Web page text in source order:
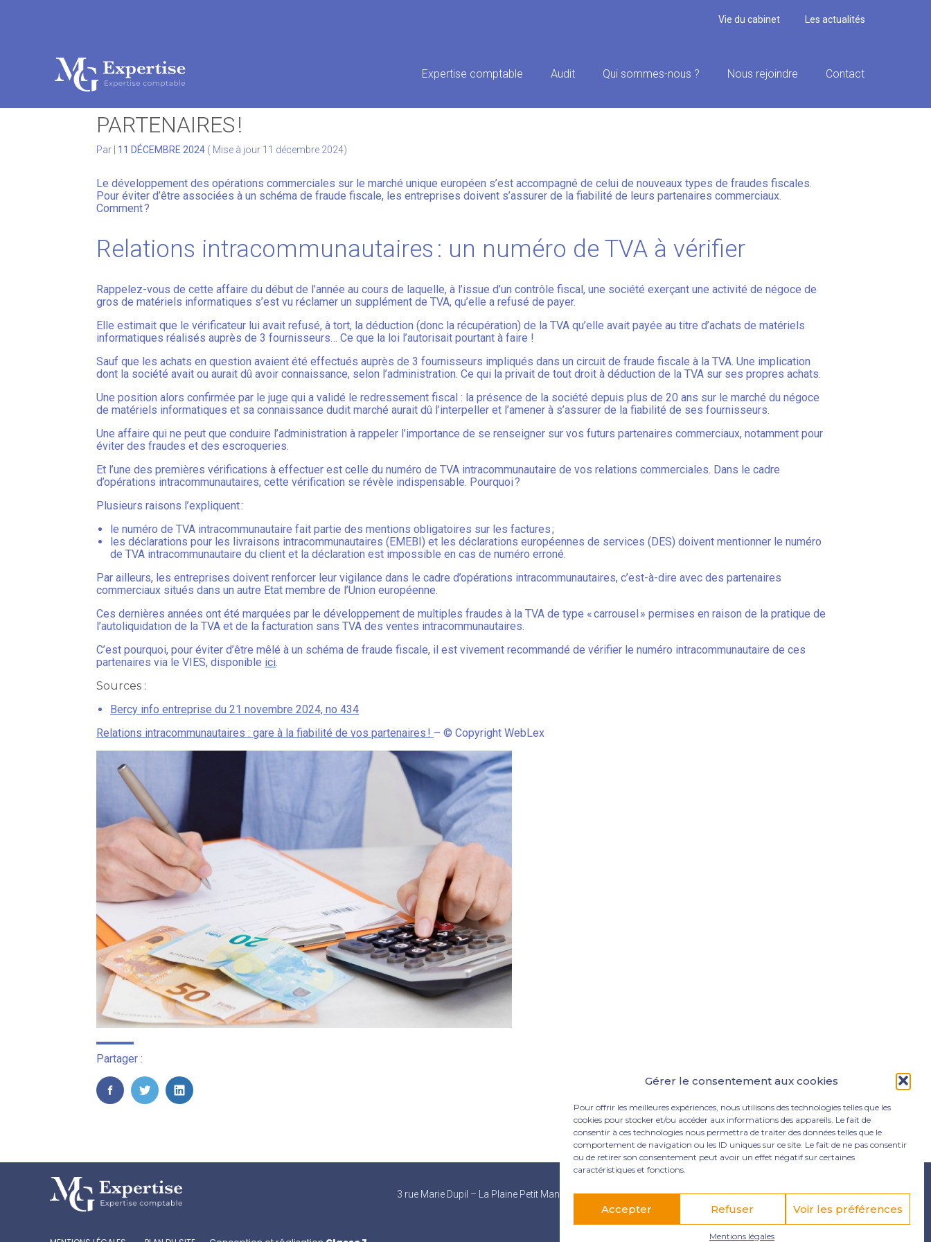
Gérer le consentement aux cookies
Pour offrir les meilleures expériences, nous utilisons des technologies telles que les
cookies pour stocker et/ou accéder aux informations des appareils. Le fait de
consentir à ces technologies nous permettra de traiter des données telles que le
comportement de navigation ou les ID uniques sur ce site. Le fait de ne pas consentir
ou de retirer son consentement peut avoir un effet négatif sur certaines
caractéristiques et fonctions.
Accepter Refuser Voir les préférences
Mentions légales
Vie du cabinet Les actualités
Aller
Expertise comptable Audit Qui sommes-nous ? Nous rejoindre Contact
PARTENAIRES !
Par 11 DÉCEMBRE 2024 ( Mise à jour 11 décembre 2024)
Le développement des opérations commerciales sur le marché unique européen s’est accompagné de celui de nouveaux types de fraudes fiscales.
Pour éviter d’être associées à un schéma de fraude fiscale, les entreprises doivent s’assurer de la fiabilité de leurs partenaires commerciaux.
Comment ?
Relations intracommunautaires : un numéro de TVA à vérifier
Rappelez-vous de cette affaire du début de l’année au cours de laquelle, à l’issue d’un contrôle fiscal, une société exerçant une activité de négoce de
gros de matériels informatiques s’est vu réclamer un supplément de TVA, qu’elle a refusé de payer.
Elle estimait que le vérificateur lui avait refusé, à tort, la déduction (donc la récupération) de la TVA qu’elle avait payée au titre d’achats de matériels
informatiques réalisés auprès de 3 fournisseurs… Ce que la loi l’autorisait pourtant à faire !
Sauf que les achats en question avaient été effectués auprès de 3 fournisseurs impliqués dans un circuit de fraude fiscale à la TVA. Une implication
dont la société avait ou aurait dû avoir connaissance, selon l’administration. Ce qui la privait de tout droit à déduction de la TVA sur ses propres achats.
Une position alors confirmée par le juge qui a validé le redressement fiscal : la présence de la société depuis plus de 20 ans sur le marché du négoce
de matériels informatiques et sa connaissance dudit marché aurait dû l’interpeller et l’amener à s’assurer de la fiabilité de ses fournisseurs.
Une affaire qui ne peut que conduire l’administration à rappeler l’importance de se renseigner sur vos futurs partenaires commerciaux, notamment pour
éviter des fraudes et des escroqueries.
Et l’une des premières vérifications à effectuer est celle du numéro de TVA intracommunautaire de vos relations commerciales. Dans le cadre
d’opérations intracommunautaires, cette vérification se révèle indispensable. Pourquoi ?
Plusieurs raisons l’expliquent :
le numéro de TVA intracommunautaire fait partie des mentions obligatoires sur les factures ;
les déclarations pour les livraisons intracommunautaires (EMEBI) et les déclarations européennes de services (DES) doivent mentionner le numéro
de TVA intracommunautaire du client et la déclaration est impossible en cas de numéro erroné.
Par ailleurs, les entreprises doivent renforcer leur vigilance dans le cadre d’opérations intracommunautaires, c’est-à-dire avec des partenaires
commerciaux situés dans un autre Etat membre de l’Union européenne.
Ces dernières années ont été marquées par le développement de multiples fraudes à la TVA de type « carrousel » permises en raison de la pratique de
l’autoliquidation de la TVA et de la facturation sans TVA des ventes intracommunautaires.
C’est pourquoi, pour éviter d’être mêlé à un schéma de fraude fiscale, il est vivement recommandé de vérifier le numéro intracommunautaire de ces
partenaires via le VIES, disponible ici.
Sources :
Bercy info entreprise du 21 novembre 2024, no 434
Relations intracommunautaires : gare à la fiabilité de vos partenaires ! – © Copyright WebLex
Partager :
FaceBook
TwitterLinkedIn
Principale
3 rue Marie Dupil – La Plaine Petit Manoir – 97232 Le Lamentin 05 96 50 55 00 contact@mgexpertise.fr